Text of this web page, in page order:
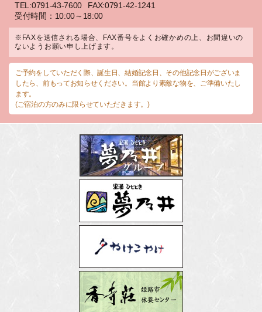
TEL:0791-43-7600
FAX:0791-42-1241
受付時間：10:00～18:00
※FAXを送信される場合、FAX番号をよくお確かめの上、お間違いの
ないようお願い申し上げます。
ご予約をしていただく際、誕生日、結婚記念日、その他記念日がございま
したら、前もってお知らせください。当館より素敵な物を、ご準備いたし
ます。
(ご宿泊の方のみに限らせていただきます。)